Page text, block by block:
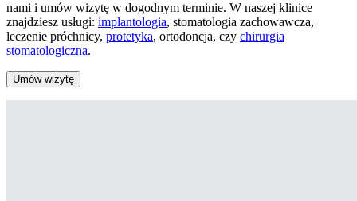
nami i umów wizytę w dogodnym terminie. W naszej klinice
znajdziesz usługi: implantologia, stomatologia zachowawcza,
leczenie próchnicy, protetyka, ortodoncja, czy chirurgia
stomatologiczna.
Umów wizytę